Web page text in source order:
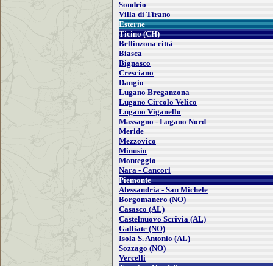
Sondrio
Villa di Tirano
Esterne
Ticino (CH)
Bellinzona città
Biasca
Bignasco
Cresciano
Dangio
Lugano Breganzona
Lugano Circolo Velico
Lugano Viganello
Massagno - Lugano Nord
Meride
Mezzovico
Minusio
Monteggio
Nara - Cancori
Piemonte
Alessandria - San Michele
Borgomanero (NO)
Casasco (AL)
Castelnuovo Scrivia (AL)
Galliate (NO)
Isola S. Antonio (AL)
Sozzago (NO)
Vercelli